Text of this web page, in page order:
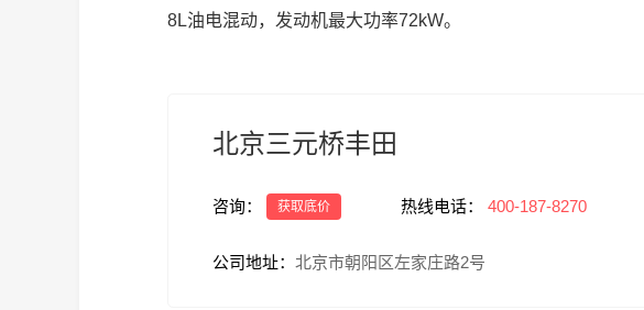
8L油电混动，发动机最大功率72kW。
北京三元桥丰田
咨询： 获取底价 热线电话： 400-187-8270
公司地址： 北京市朝阳区左家庄路2号